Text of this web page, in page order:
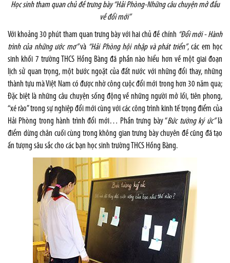
Học sinh tham quan chủ đề trưng bày “Hải Phòng-Những câu chuyện mở đầu
về đổi mới”
Với khoảng 30 phút tham quan trưng bày với hai chủ đề chính “Đổi mới - Hành
trình của những ước mơ”và “Hải Phòng hội nhập và phát triển”, các em học
sinh khối 7 trường THCS Hồng Bàng đã phần nào hiểu hơn về một giai đoạn
lịch sử quan trọng, một bước ngoặt của đất nước với những đổi thay, những
thành tựu mà Việt Nam có được nhờ công cuộc đổi mới trong hơn 30 năm qua;
Đặc biệt là những câu chuyện sống động về những người mở lối, tiên phong,
“xé rào” trong sự nghiệp đổi mới cùng với các công trình kinh tế trọng điểm của
Hải Phòng trong hành trình đổi mới… Phần trưng bày “Bức tường ký ức”là
điểm dừng chân cuối cùng trong không gian trưng bày chuyên đề cũng đã tạo
ấn tượng sâu sắc cho các bạn học sinh trường THCS Hồng Bàng.